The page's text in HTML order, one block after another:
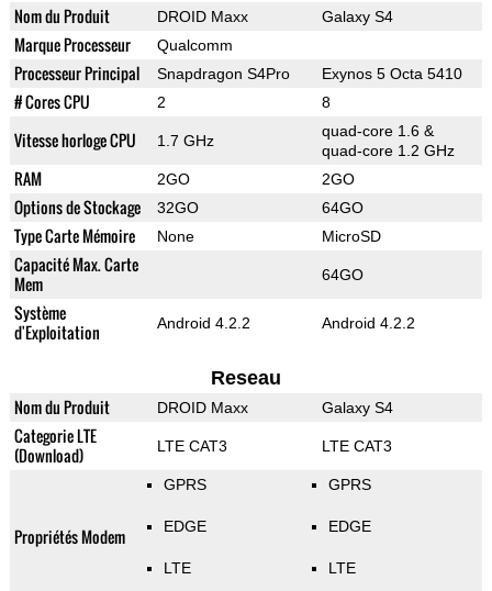
Nom du Produit DROID Maxx Galaxy S4
Marque Processeur Qualcomm
Processeur Principal Snapdragon S4Pro Exynos 5 Octa 5410
# Cores CPU 2 8
Vitesse horloge CPU 1.7 GHz
quad-core 1.6 &
quad-core 1.2 GHz
RAM 2GO 2GO
Options de Stockage 32GO 64GO
Type Carte Mémoire None MicroSD
Capacité Max. Carte
Mem
64GO
Système
d'Exploitation
Android 4.2.2 Android 4.2.2
Reseau
Nom du Produit DROID Maxx Galaxy S4
Categorie LTE
(Download)
LTE CAT3 LTE CAT3
Propriétés Modem
GPRS
EDGE
LTE
GPRS
EDGE
LTE